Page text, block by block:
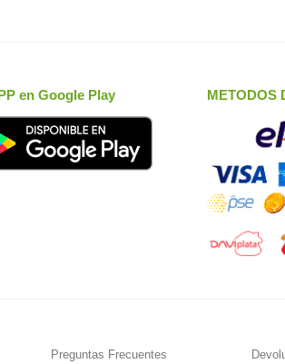
en Google Play METODOS
Preguntas Frecuentes